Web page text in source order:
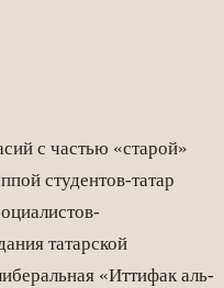
с частью «старой»
студентов-татар
татарской
«Иттифак аль-